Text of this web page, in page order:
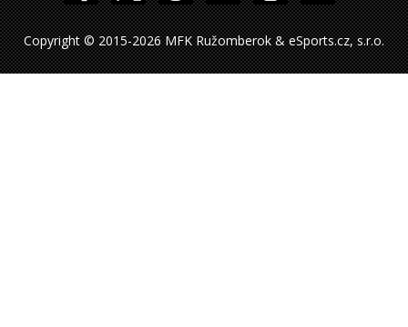
Copyright © 2015-2026 MFK Ružomberok & eSports.cz, s.r.o.